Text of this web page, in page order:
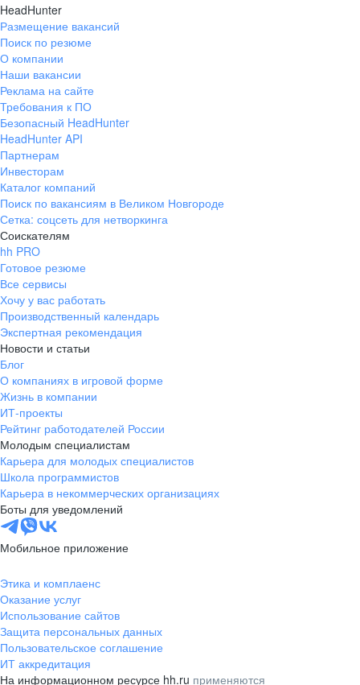
HeadHunter
Размещение вакансий
Поиск по резюме
О компании
Наши вакансии
Реклама на сайте
Требования к ПО
Безопасный HeadHunter
HeadHunter API
Партнерам
Инвесторам
Каталог компаний
Поиск по вакансиям в Великом Новгороде
Сетка: соцсеть для нетворкинга
Соискателям
hh PRO
Готовое резюме
Все сервисы
Хочу у вас работать
Производственный календарь
Экспертная рекомендация
Новости и статьи
Блог
О компаниях в игровой форме
Жизнь в компании
ИТ-проекты
Рейтинг работодателей России
Молодым специалистам
Карьера для молодых специалистов
Школа программистов
Карьера в некоммерческих организациях
Боты для уведомлений
Мобильное приложение
Этика и комплаенс
Оказание услуг
Использование сайтов
Защита персональных данных
Пользовательское соглашение
ИТ аккредитация
На информационном ресурсе hh.ru применяются